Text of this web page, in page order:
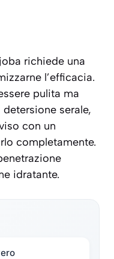
richiede una
l’efficacia.
pulita ma
serale,
con un
completamente.
idratante.